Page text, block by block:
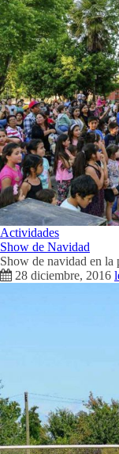
Actividades
Show de Navidad
Show de navidad en la
28 diciembre, 2016